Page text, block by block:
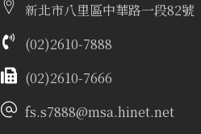
新北市八里區中華路一段82號
(02)2610-7888
(02)2610-7666
fs.s7888@msa.hinet.net